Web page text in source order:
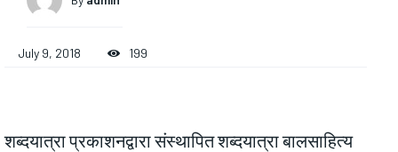
July 9, 2018 199
शब्दयात्रा प्रकाशनद्वारा संस्थापित शब्दयात्रा बालसाहित्य